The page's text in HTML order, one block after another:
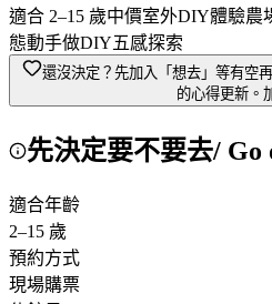
適合 2–15 歲中價室外DIY體驗農
態動手做DIY五感探索
還沒決定？先加入「想去」 等有空
的心得更新。
先決定要不要去/ Go
適合年齡
2–15 歲
預約方式
現場購票